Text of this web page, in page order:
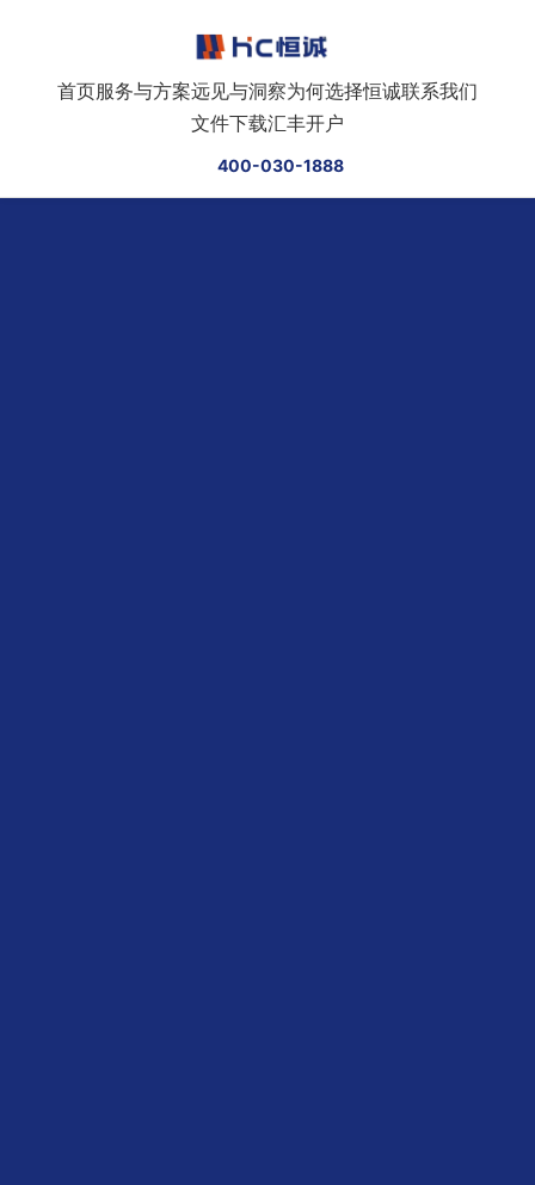
首页服务与方案远见与洞察为何选择恒诚联系我们
文件下载汇丰开户
400-030-1888